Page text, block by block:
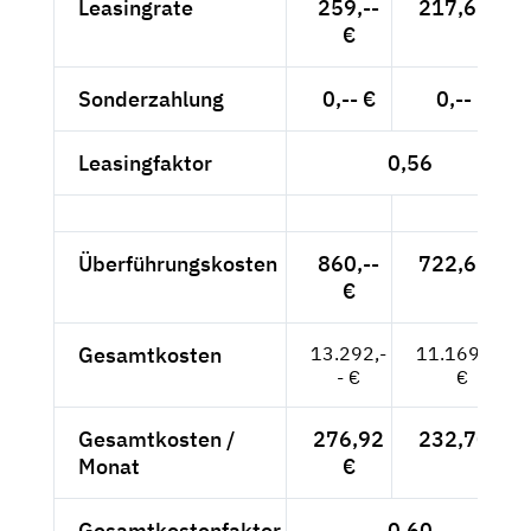
Leasingrate
259,--
€
217,65 €
Sonderzahlung 0,-- € 0,-- €
Leasingfaktor 0,56
Überführungskosten
860,--
€
722,69 €
Gesamtkosten
13.292,-
- €
11.169,75
€
Gesamtkosten /
Monat
276,92
€
232,70 €